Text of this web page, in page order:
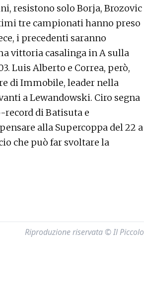
resistono solo Borja, Brozovic
tre campionati hanno preso
i precedenti saranno
vittoria casalinga in A sulla
Luis Alberto e Correa, però,
di Immobile, leader nella
a Lewandowski. Ciro segna
record di Batisuta e
alla Supercoppa del 22 a
che può far svoltare la
Riproduzione riservata © Il Piccolo